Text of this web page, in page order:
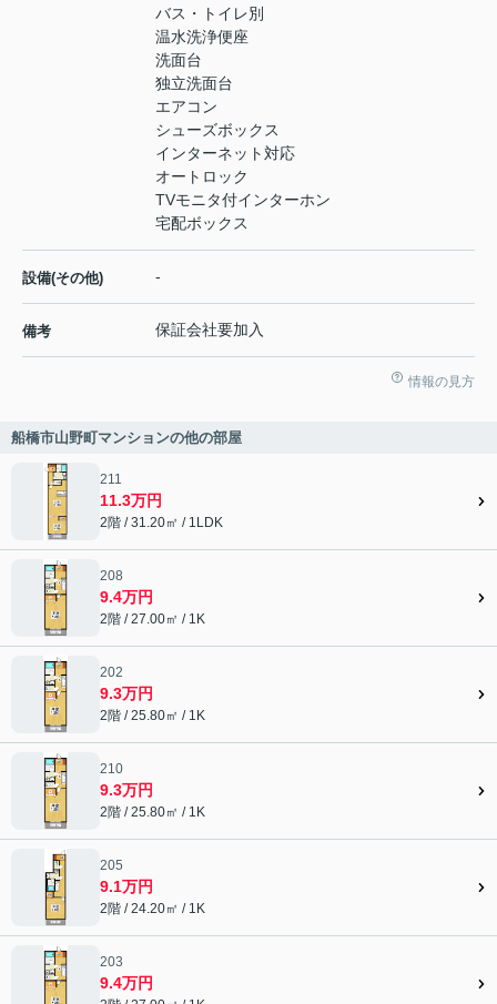
バス・トイレ別
温水洗浄便座
洗面台
独立洗面台
エアコン
シューズボックス
インターネット対応
オートロック
TVモニタ付インターホン
宅配ボックス
設備(その他) -
備考 保証会社要加入
情報の見方
船橋市山野町マンションの他の部屋
211
11.3万円
2階 / 31.20㎡ / 1LDK
208
9.4万円
2階 / 27.00㎡ / 1K
202
9.3万円
2階 / 25.80㎡ / 1K
210
9.3万円
2階 / 25.80㎡ / 1K
205
9.1万円
2階 / 24.20㎡ / 1K
203
9.4万円